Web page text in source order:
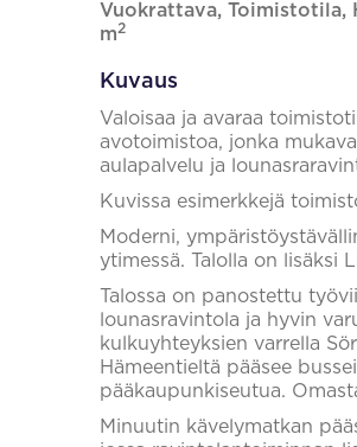
Vuokrattava, Toimistotila,
m2
Kuvaus
Valoisaa ja avaraa
avotoimistoa, jonka
aulapalvelu ja
Kuvissa esimerkkejä
Moderni,
ytimessä. Talolla on lisäksi
Talossa on panostettu
lounasravintola ja hyvin
kulkuyhteyksien varrella
Hämeentieltä pääsee
pääkaupunkiseutua.
Minuutin kävelymatkan